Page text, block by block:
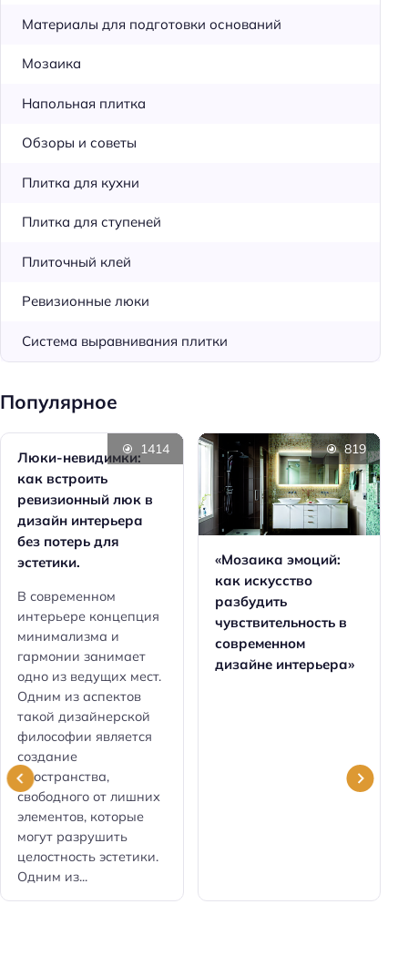
Материалы для подготовки оснований
Мозаика
Напольная плитка
Обзоры и советы
Плитка для кухни
Плитка для ступеней
Плиточный клей
Ревизионные люки
Система выравнивания плитки
Популярное
Люки-невидимки:
как встроить
ревизионный люк в
дизайн интерьера
без потерь для
эстетики.
В современном
интерьере концепция
минимализма и
гармонии занимает
одно из ведущих мест.
Одним из аспектов
такой дизайнерской
философии является
создание
пространства,
свободного от лишних
элементов, которые
могут разрушить
целостность эстетики.
Одним из...
1414
«Мозаика эмоций:
как искусство
разбудить
чувствительность в
современном
дизайне интерьера»
819